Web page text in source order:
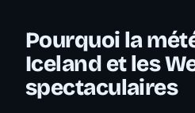
Pourquoi la
Iceland et les
spectaculaires